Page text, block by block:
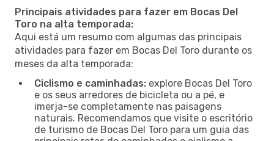
Principais atividades para fazer em Bocas Del
Toro na alta temporada:
Aqui está um resumo com algumas das principais
atividades para fazer em Bocas Del Toro durante os
meses da alta temporada:
Ciclismo e caminhadas: explore Bocas Del Toro
e os seus arredores de bicicleta ou a pé, e
imerja-se completamente nas paisagens
naturais. Recomendamos que visite o escritório
de turismo de Bocas Del Toro para um guia das